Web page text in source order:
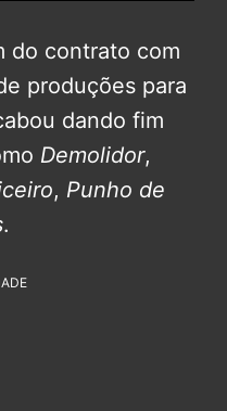
do contrato com
produções para
dando fim
Demolidor,
, Punho de
.